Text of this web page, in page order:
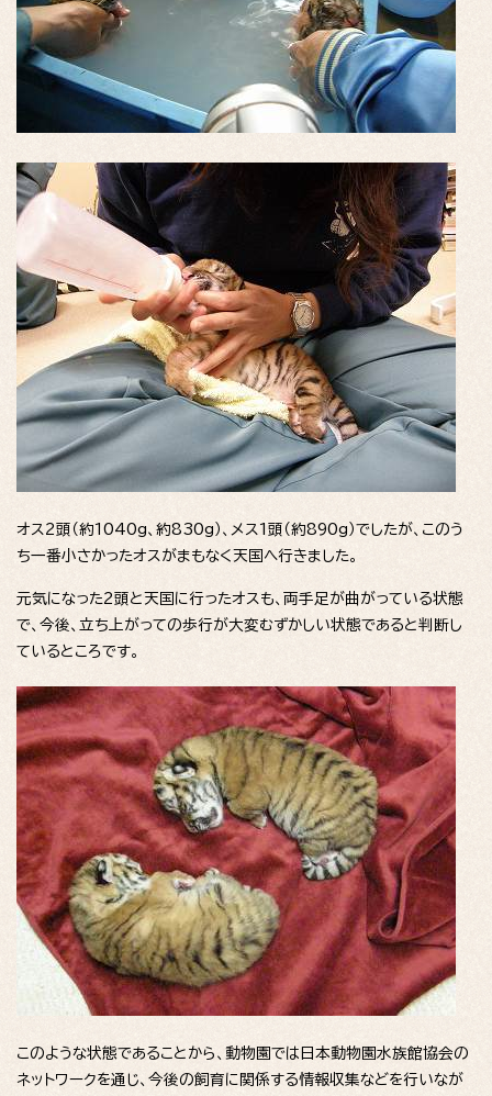
オス2頭（約1040g、約830g）、メス1頭（約890g）でしたが、このう
ち一番小さかったオスがまもなく天国へ行きました。
元気になった2頭と天国に行ったオスも、両手足が曲がっている状態
で、今後、立ち上がっての歩行が大変むずかしい状態であると判断し
ているところです。
このような状態であることから、動物園では日本動物園水族館協会の
ネットワークを通じ、今後の飼育に関係する情報収集などを行いなが